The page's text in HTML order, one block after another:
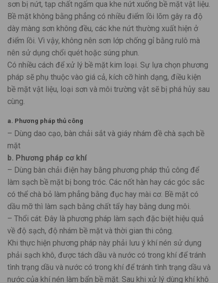
sơn bị nứt, tạp chất ngấm qua khe nứt xuống bề mặt vật liệu.
Bề mặt không bằng phẳng có nhiều điểm lồi lõm gây ra độ
dày màng sơn không đều, các khe nứt thường xuất hiện ở
điểm lồi. Vì vậy, không nên sơn lớp chống gỉ bằng rulô mà
nên sử dụng chổi quét hoặc súng phun.
Có nhiều cách để xử lý bề mặt kim loại. Sự lựa chọn phương
pháp sẽ phụ thuộc vào giá cả, kích cỡ hình dạng, điều kiện
bề mặt vật liệu, loại sơn và môi trường vật sẽ bị phá hủy sau
cùng.
a. Phương pháp thủ công
– Dùng dao cạo, bàn chải sắt và giáy nhám đề chà sạch bề
mặt
b. Phương pháp cơ khí
– Dùng bàn chải điện hay bằng phương pháp thủ công để
làm sạch bề mặt bị bong tróc. Các nốt hàn hay các góc sắc
có thể chà bỏ làm phẳng bằng đục hay mài cơ. Bề mặt có
dầu mỡ thì làm sạch bằng chất tẩy hay bằng dung môi.
– Thổi cát: Đây là phương pháp làm sạch đặc biệt hiệu quả
về độ sạch, độ nhám bề mặt và thời gian thi công.
Khi thực hiện phương pháp này phải lưu ý khí nén sử dụng
phải sạch khô, được tách dầu và nước có trong khí để tránh
tình trạng dầu và nước có trong khí để tránh tình trạng dầu và
nước của khí nén làm bẩn bề mặt. Sau khi xử lý dùng khí khô